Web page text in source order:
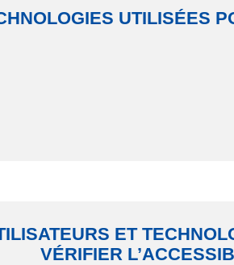
UTILISÉES
ET
VÉRIFIER